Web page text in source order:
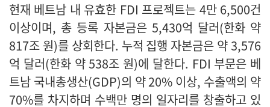
현재 베트남 내 유효한 FDI 프로젝트는 4만 6,500건
이상이며, 총 등록 자본금은 5,430억 달러(한화 약
817조 원)를 상회한다. 누적 집행 자본금은 약 3,576
억 달러(한화 약 538조 원)에 달한다. FDI 부문은 베
트남 국내총생산(GDP)의 약 20% 이상, 수출액의 약
70%를 차지하며 수백만 명의 일자리를 창출하고 있